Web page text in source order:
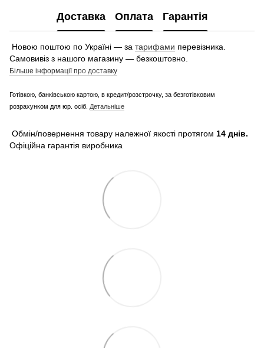
Доставка Оплата Гарантія
Новою поштою по Україні — за тарифами перевізника.
Самовивіз з нашого магазину — безкоштовно.
Більше інформації про доставку
Готівкою, банківською картою, в кредит/розстрочку, за безготівковим
розрахунком для юр. осіб. Детальніше
Обмін/повернення товару належної якості протягом 14 днів.
Офіційна гарантія виробника